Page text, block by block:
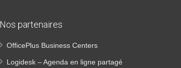
Nos partenaires
OfficePlus Business Centers
Logidesk – Agenda en ligne partagé